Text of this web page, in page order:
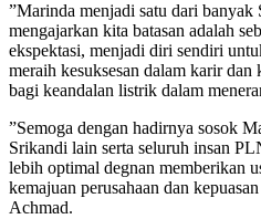
”Marinda menjadi satu dari
mengajarkan kita batasan adalah
ekspektasi, menjadi diri sendiri
meraih kesuksesan dalam karir
bagi keandalan listrik dalam
”Semoga dengan hadirnya sosok
Srikandi lain serta seluruh insan
lebih optimal degnan memberikan
kemajuan perusahaan dan
Achmad.